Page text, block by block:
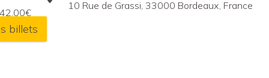
10 Rue de Grassi, 33000 Bordeaux, France
billets